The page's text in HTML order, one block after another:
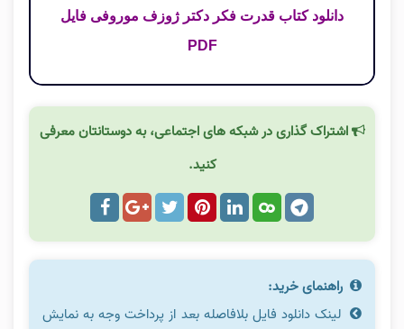
دانلود کتاب قدرت فکر دکتر ژوزف موروفی فایل
PDF
اشتراک گذاری در شبکه های اجتماعی، به دوستانتان معرفی
کنید.
راهنمای خرید:
لینک دانلود فایل بلافاصله بعد از پرداخت وجه به نمایش